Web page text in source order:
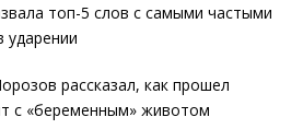
топ-5 слов с самыми частыми
рассказал, как прошел
с «беременным» животом